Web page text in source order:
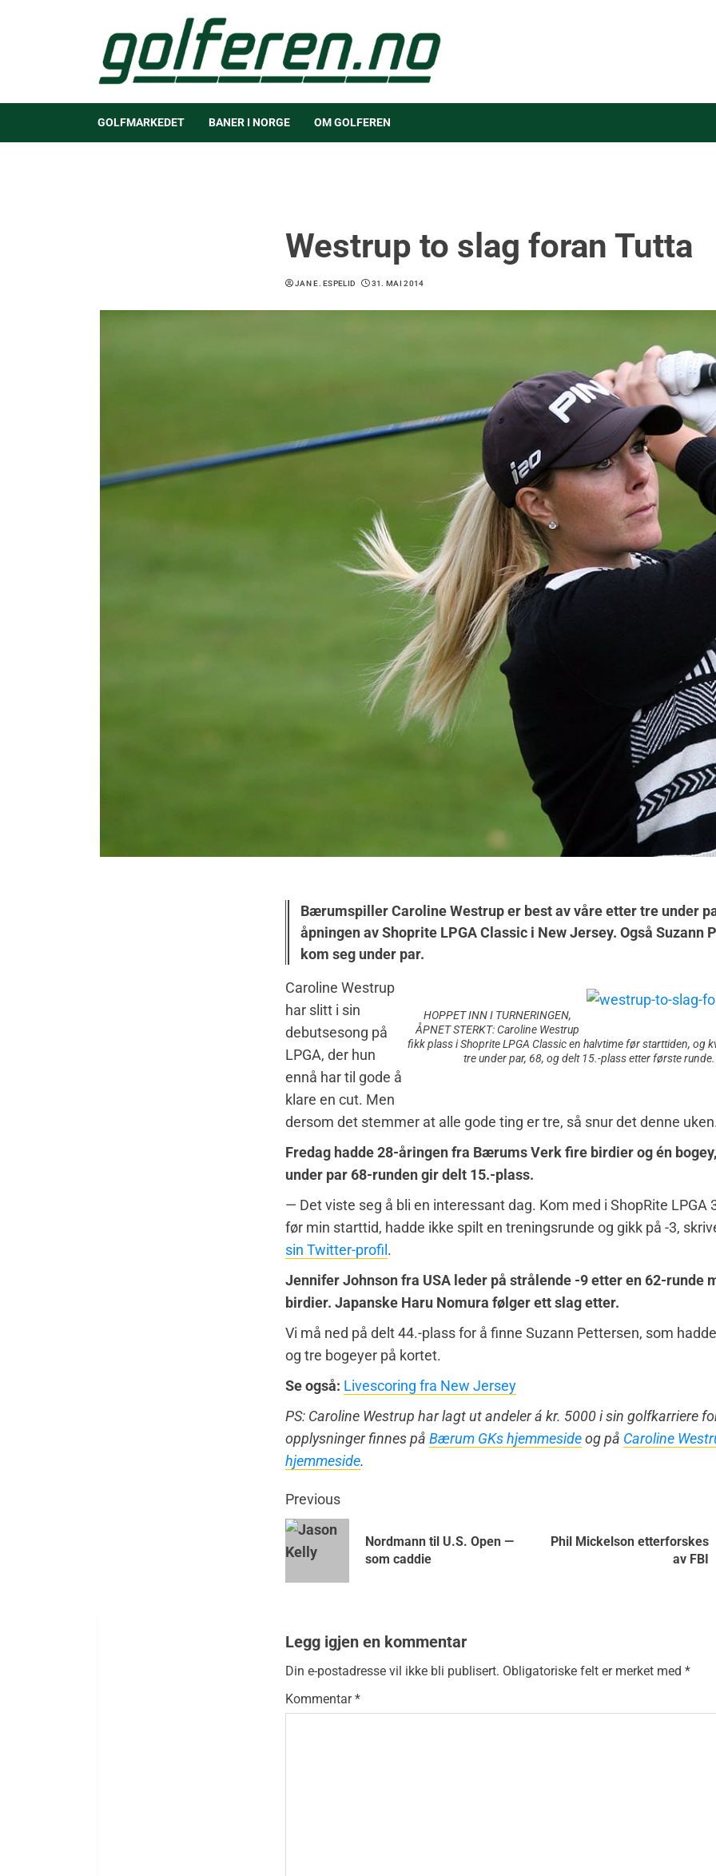
GOLFMARKEDET BANER I NORGE OM GOLFEREN
Westrup to slag foran Tutta
JAN E. ESPELID 31. MAI 2014
Bærumspiller Caroline Westrup er best av våre etter tre under
åpningen av Shoprite LPGA Classic i New Jersey. Også Suzann
kom seg under par.
HOPPET INN I TURNERINGEN,
ÅPNET STERKT: Caroline Westrup
fikk plass i Shoprite LPGA Classic en halvtime før starttiden, og
tre under par, 68, og delt 15.-plass etter første runde.
Caroline Westrup
har slitt i sin
debutsesong på
LPGA, der hun
ennå har til gode å
klare en cut. Men
dersom det stemmer at alle gode ting er tre, så snur det denne
Fredag hadde 28-åringen fra Bærums Verk fire birdier og én
under par 68-runden gir delt 15.-plass.
— Det viste seg å bli en interessant dag. Kom med i ShopRite LPGA
før min starttid, hadde ikke spilt en treningsrunde og gikk på -3,
sin Twitter-profil .
Jennifer Johnson fra USA leder på strålende -9 etter en 62-runde
birdier. Japanske Haru Nomura følger ett slag etter.
Vi må ned på delt 44.-plass for å finne Suzann Pettersen, som
og tre bogeyer på kortet.
Se også: Livescoring fra New Jersey
PS: Caroline Westrup har lagt ut andeler á kr. 5000 i sin golfkarriere
opplysninger finnes på Bærum GKs hjemmesideog på Caroline
hjemmeside.
Previous
Nordmann til U.S. Open —
som caddie
Phil Mickelson etterforskes
av FBI
Legg igjen en kommentar
Din e-postadresse vil ikke bli publisert. Obligatoriske felt er merket med *
Kommentar*